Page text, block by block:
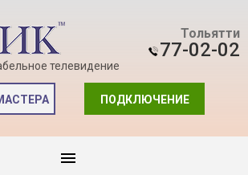
телевидение
Тольятти
77-02-02
ПОДКЛЮЧЕНИЕ